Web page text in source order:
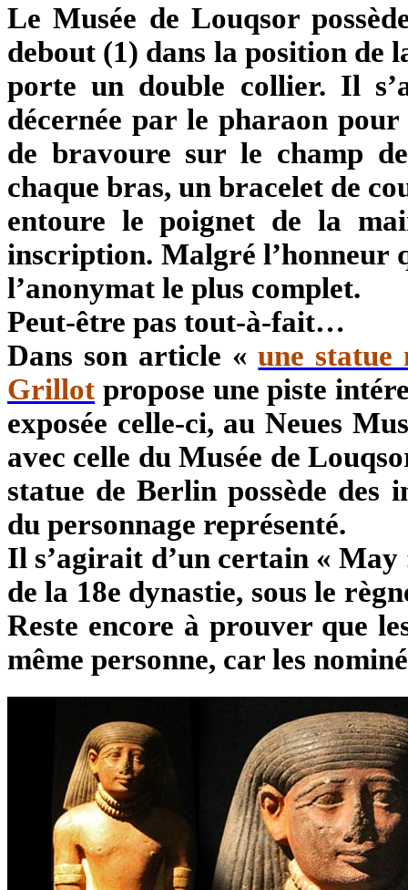
Le Musée de Louqsor
debout (1) dans la position de
porte un double collier. Il
décernée par le pharaon pour
de bravoure sur le champ
chaque bras, un bracelet de
entoure le poignet de la
inscription. Malgré l’honneur
l’anonymat le plus complet.
Peut-être pas tout-à-fait…
Dans son article «une statue
Grillot propose une piste
exposée celle-ci, au Neues
avec celle du Musée de
statue de Berlin possède des
du personnage représenté.
Il s’agirait d’un certain «
de la 18e dynastie, sous le
Reste encore à prouver que
même personne, car les